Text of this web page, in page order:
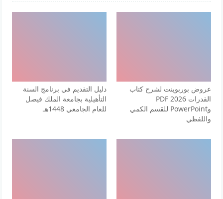
عروض بوربوينت لشرح كتاب
القدرات 2026 PDF
وPowerPoint للقسم الكمي
واللفظي
دليل التقديم في برنامج السنة
التأهيلية بجامعة الملك فيصل
للعام الجامعي 1448هـ